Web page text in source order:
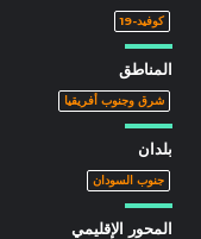
كوفيد-19
المناطق
شرق وجنوب أفريقيا
بلدان
جنوب السودان
المحور الإقليمي